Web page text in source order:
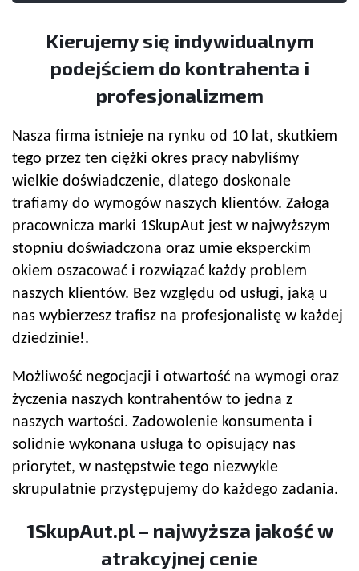
Kierujemy się indywidualnym
podejściem do kontrahenta i
profesjonalizmem
Nasza firma istnieje na rynku od 10 lat, skutkiem
tego przez ten ciężki okres pracy nabyliśmy
wielkie doświadczenie, dlatego doskonale
trafiamy do wymogów naszych klientów. Załoga
pracownicza marki 1SkupAut jest w najwyższym
stopniu doświadczona oraz umie eksperckim
okiem oszacować i rozwiązać każdy problem
naszych klientów. Bez względu od usługi, jaką u
nas wybierzesz trafisz na profesjonalistę w każdej
dziedzinie!.
Możliwość negocjacji i otwartość na wymogi oraz
życzenia naszych kontrahentów to jedna z
naszych wartości. Zadowolenie konsumenta i
solidnie wykonana usługa to opisujący nas
priorytet, w następstwie tego niezwykle
skrupulatnie przystępujemy do każdego zadania.
1SkupAut.pl – najwyższa jakość w
atrakcyjnej cenie